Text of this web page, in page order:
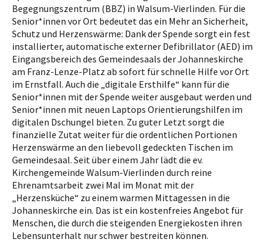
Begegnungszentrum (BBZ) in Walsum-Vierlinden. Für die
Senior*innen vor Ort bedeutet das ein Mehr an Sicherheit,
Schutz und Herzenswärme: Dank der Spende sorgt ein fest
installierter, automatische externer Defibrillator (AED) im
Eingangsbereich des Gemeindesaals der Johanneskirche
am Franz-Lenze-Platz ab sofort für schnelle Hilfe vor Ort
im Ernstfall. Auch die „digitale Ersthilfe“ kann für die
Senior*innen mit der Spende weiter ausgebaut werden und
Senior*innen mit neuen Laptops Orientierungshilfen im
digitalen Dschungel bieten. Zu guter Letzt sorgt die
finanzielle Zutat weiter für die ordentlichen Portionen
Herzenswärme an den liebevoll gedeckten Tischen im
Gemeindesaal. Seit über einem Jahr lädt die ev.
Kirchengemeinde Walsum-Vierlinden durch reine
Ehrenamtsarbeit zwei Mal im Monat mit der
„Herzensküche“ zu einem warmen Mittagessen in die
Johanneskirche ein. Das ist ein kostenfreies Angebot für
Menschen, die durch die steigenden Energiekosten ihren
Lebensunterhalt nur schwer bestreiten können.